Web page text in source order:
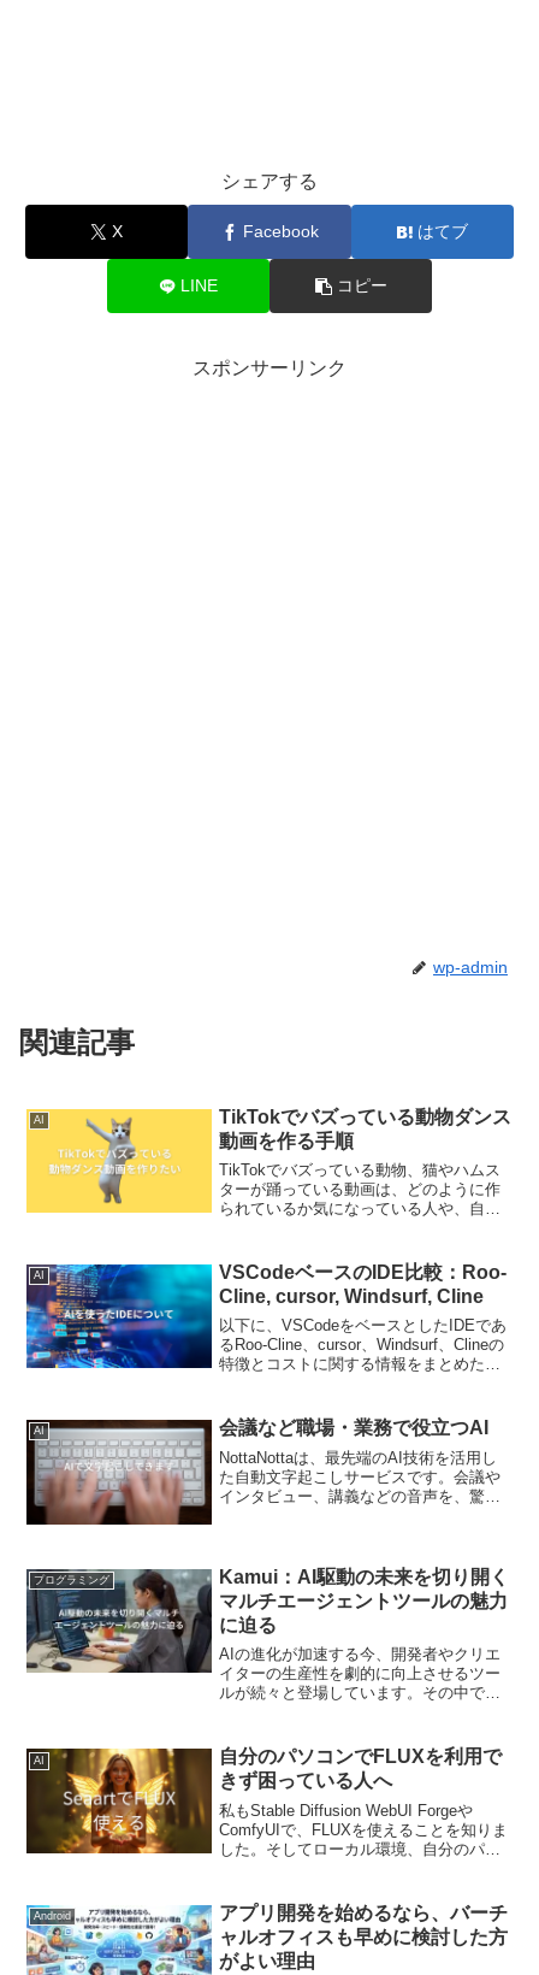
シェアする
X Facebook はてブ
LINE コピー
スポンサーリンク
wp-admin
関連記事
AI
TikTokでバズっている動物ダンス
動画を作る手順
TikTokでバズっている動物、猫やハムス
ターが踊っている動画は、どのように作
られているか気になっている人や、自分
やソフトのことは、ネットで詳しい記事
が色々とありますの...
AI
VSCodeベースのIDE比較：Roo-
Cline, cursor, Windsurf, Cline
以下に、VSCodeをベースとしたIDEであ
るRoo-Cline、cursor、Windsurf、Clineの
特徴とコストに関する情報をまとめた表
AI 会議など職場・業務で役立つAI
NottaNottaは、最先端のAI技術を活用し
た自動文字起こしサービスです。会議や
インタビュー、講義などの音声を、驚く
で、作業効率...
プログラミング
Kamui：AI駆動の未来を切り開く
マルチエージェントツールの魅力
に迫る
AIの進化が加速する今、開発者やクリエ
イターの生産性を劇的に向上させるツー
ルが続々と登場しています。その中で
です。開発者の神威氏（@kamui_qai）が
手がけるこ...
AI
自分のパソコンでFLUXを利用で
きず困っている人へ
私もStable Diffusion WebUI Forgeや
ComfyUIで、FLUXを使えることを知りま
した。そしてローカル環境、自分のパソ
を使うことが難しい...
Android
アプリ開発を始めるなら、バーチ
ャルオフィスも早めに検討した方
がよい理由